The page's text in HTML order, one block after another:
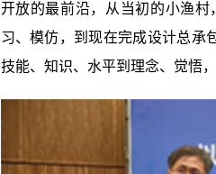
开放的最前沿，从当初的小渔
习、模仿，到现在完成设计总承
技能、知识、水平到理念、觉悟